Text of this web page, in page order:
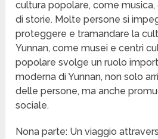
cultura popolare, come musica,
di storie. Molte persone si
proteggere e tramandare la
Yunnan, come musei e centri
popolare svolge un ruolo
moderna di Yunnan, non solo
delle persone, ma anche
sociale.
Nona parte: Un viaggio